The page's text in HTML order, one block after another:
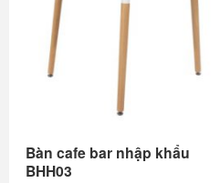
Bàn cafe bar nhập khẩu
BHH03